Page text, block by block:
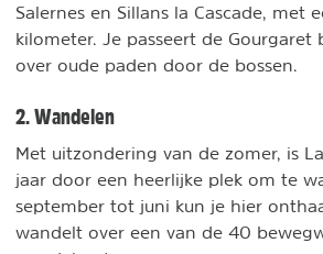
Salernes en Sillans la Cascade, met
kilometer. Je passeert de Gourgaret
over oude paden door de bossen.
2. Wandelen
Met uitzondering van de zomer, is
jaar door een heerlijke plek om te
september tot juni kun je hier
wandelt over een van de 40